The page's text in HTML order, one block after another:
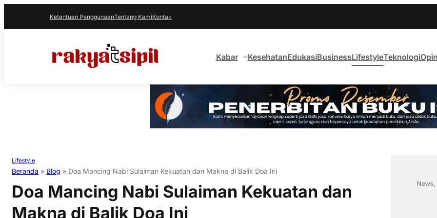
Ketentuan PenggunaanTentang KamiKontak
Kabar KesehatanEdukasiBusinessLifestyleTeknologi
Lifestyle
Beranda » Blog » Doa Mancing Nabi Sulaiman Kekuatan dan Makna di Balik Doa Ini
Doa Mancing Nabi Sulaiman Kekuatan dan
Makna di Balik Doa Ini